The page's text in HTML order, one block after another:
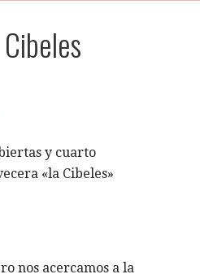
y cuarto
«la Cibeles»
nos acercamos a la